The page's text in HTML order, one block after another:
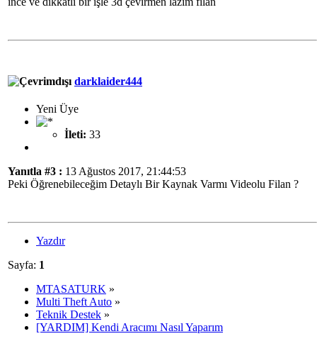
darklaider444
Yeni Üye
İleti: 33
Yanıtla #3 : 13 Ağustos 2017, 21:44:53
Peki Öğrenebileceğim Detaylı Bir Kaynak Varmı Videolu Filan ?
Yazdır
Sayfa: 1
MTASATURK »
Multi Theft Auto »
Teknik Destek »
[YARDIM] Kendi Aracımı Nasıl Yaparım